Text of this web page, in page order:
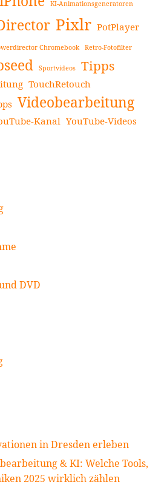
KI-Animationsgeneratoren
Pixlr PotPlayer
Chromebook Retro-Fotofilter
Sportvideos Tipps
TouchRetouch
Videobearbeitung
Kanal YouTube-Videos
DVD
in Dresden erleben
& KI: Welche Tools,
2025 wirklich zählen